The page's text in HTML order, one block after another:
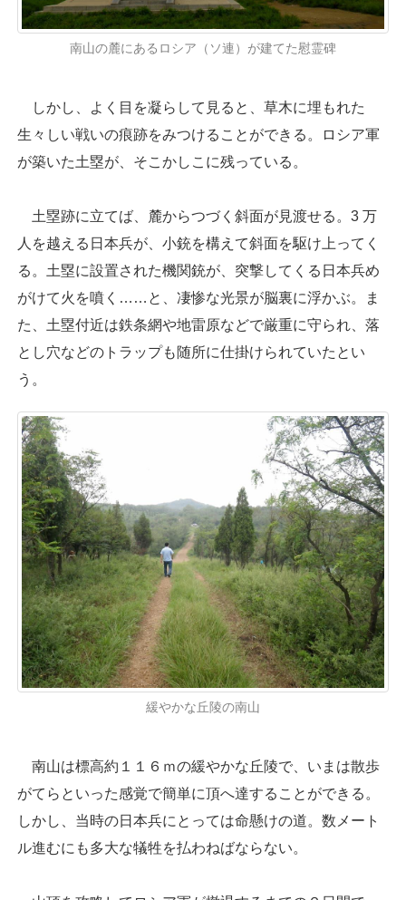
南山の麓にあるロシア（ソ連）が建てた慰霊碑
しかし、よく目を凝らして見ると、草木に埋もれた
生々しい戦いの痕跡をみつけることができる。ロシア軍
が築いた土塁が、そこかしこに残っている。
土塁跡に立てば、麓からつづく斜面が見渡せる。3 万
人を越える日本兵が、小銃を構えて斜面を駆け上ってく
る。土塁に設置された機関銃が、突撃してくる日本兵め
がけて火を噴く……と、凄惨な光景が脳裏に浮かぶ。ま
た、土塁付近は鉄条網や地雷原などで厳重に守られ、落
とし穴などのトラップも随所に仕掛けられていたとい
う。
緩やかな丘陵の南山
南山は標高約１１６ｍの緩やかな丘陵で、いまは散歩
がてらといった感覚で簡単に頂へ達することができる。
しかし、当時の日本兵にとっては命懸けの道。数メート
ル進むにも多大な犠牲を払わねばならない。